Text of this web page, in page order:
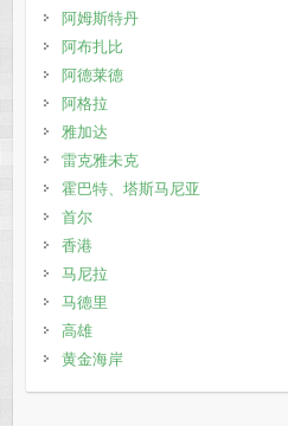
阿姆斯特丹
阿布扎比
阿德莱德
阿格拉
雅加达
雷克雅未克
霍巴特、塔斯马尼亚
首尔
香港
马尼拉
马德里
高雄
黄金海岸